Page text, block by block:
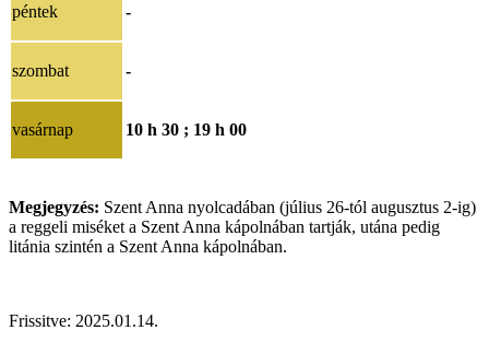
péntek -
szombat -
vasárnap 10 h 30 ; 19 h 00
Megjegyzés: Szent Anna nyolcadában (július 26-tól augusztus 2-ig)
a reggeli miséket a Szent Anna kápolnában tartják, utána pedig
litánia szintén a Szent Anna kápolnában.
Frissitve: 2025.01.14.